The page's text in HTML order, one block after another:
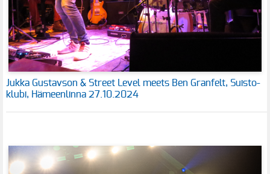
Jukka Gustavson & Street Level meets Ben Granfelt, Suisto-
klubi, Hämeenlinna 27.10.2024